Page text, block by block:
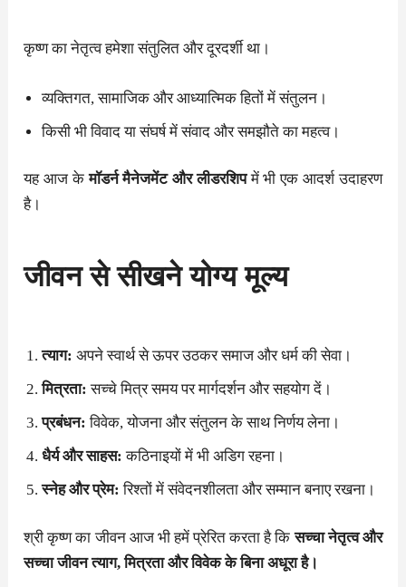
कृष्ण का नेतृत्व हमेशा संतुलित और दूरदर्शी था।
व्यक्तिगत, सामाजिक और आध्यात्मिक हितों में संतुलन।
किसी भी विवाद या संघर्ष में संवाद और समझौते का महत्व।
यह आज केमॉडर्न मैनेजमेंट और लीडरशिपमें भी एक आदर्श उदाहरण
है।
जीवन से सीखने योग्य मूल्य
त्याग: अपने स्वार्थ से ऊपर उठकर समाज और धर्म की सेवा।
मित्रता: सच्चे मित्र समय पर मार्गदर्शन और सहयोग दें।
प्रबंधन: विवेक, योजना और संतुलन के साथ निर्णय लेना।
धैर्य और साहस: कठिनाइयों में भी अडिग रहना।
स्नेह और प्रेम: रिश्तों में संवेदनशीलता और सम्मान बनाए रखना।
श्री कृष्ण का जीवन आज भी हमें प्रेरित करता है किसच्चा नेतृत्व और
सच्चा जीवन त्याग, मित्रता और विवेक के बिना अधूरा है।